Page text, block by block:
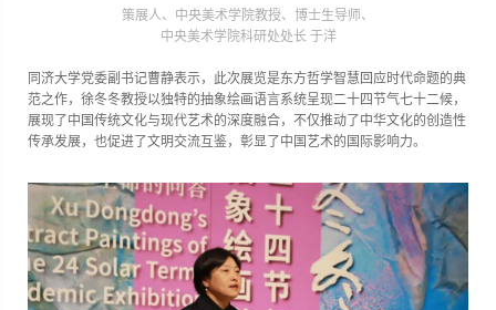
策展人、中央美术学院教授、博士生导师、
中央美术学院科研处处长 于洋
同济大学党委副书记曹静表示，此次展览是东方哲学智慧回应时代命题的典
范之作，徐冬冬教授以独特的抽象绘画语言系统呈现二十四节气七十二候，
展现了中国传统文化与现代艺术的深度融合，不仅推动了中华文化的创造性
传承发展，也促进了文明交流互鉴，彰显了中国艺术的国际影响力。